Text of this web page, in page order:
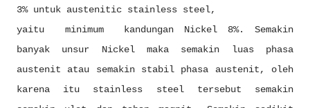
3% untuk austenitic stainless steel,
yaitu minimum kandungan Nickel 8%. Semakin
banyak unsur Nickel maka semakin luas phasa
austenit atau semakin stabil phasa austenit, oleh
karena itu stainless steel tersebut semakin